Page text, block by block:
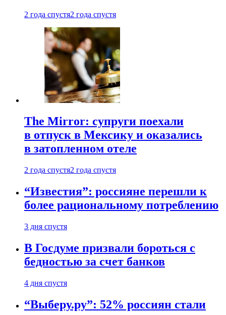
2 года спустя2 года спустя
The Mirror: супруги поехали
в отпуск в Мексику и оказались
в затопленном отеле
2 года спустя2 года спустя
“Известия”: россияне перешли к
более рациональному потреблению
3 дня спустя
В Госдуме призвали бороться с
бедностью за счет банков
4 дня спустя
“Выберу.ру”: 52% россиян стали